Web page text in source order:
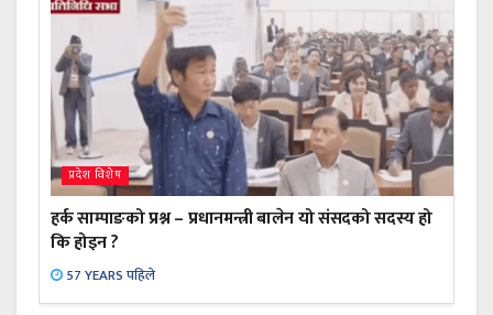
प्रदेश विशेष
हर्क साम्पाङको प्रश्न – प्रधानमन्त्री बालेन यो संसदको सदस्य हो
कि होइन ?
57 YEARS पहिले